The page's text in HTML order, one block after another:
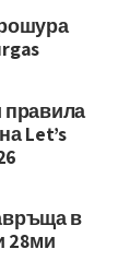
правила
Let’s
в
28ми